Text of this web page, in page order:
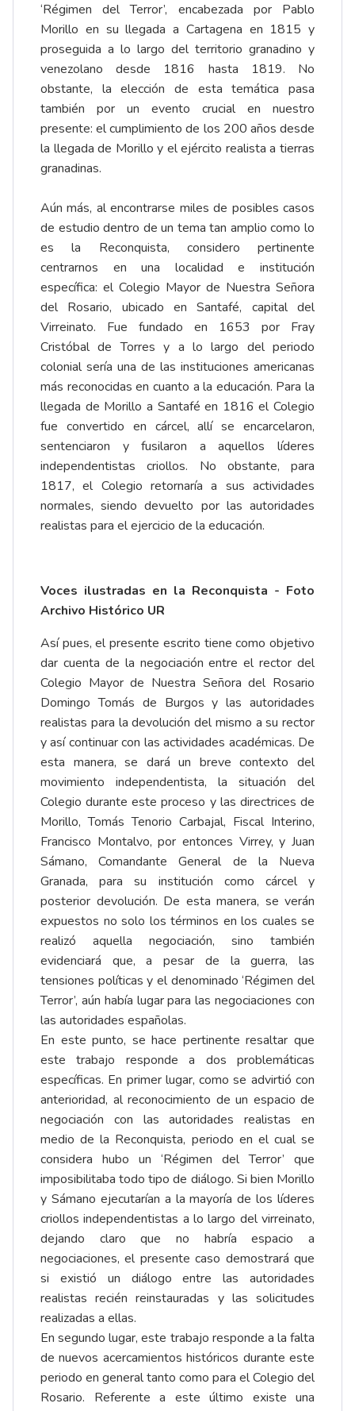
‘Régimen del Terror’, encabezada por Pablo
Morillo en su llegada a Cartagena en 1815 y
proseguida a lo largo del territorio granadino y
venezolano desde 1816 hasta 1819. No
obstante, la elección de esta temática pasa
también por un evento crucial en nuestro
presente: el cumplimiento de los 200 años desde
la llegada de Morillo y el ejército realista a tierras
granadinas.
Aún más, al encontrarse miles de posibles casos
de estudio dentro de un tema tan amplio como lo
es la Reconquista, considero pertinente
centrarnos en una localidad e institución
específica: el Colegio Mayor de Nuestra Señora
del Rosario, ubicado en Santafé, capital del
Virreinato. Fue fundado en 1653 por Fray
Cristóbal de Torres y a lo largo del periodo
colonial sería una de las instituciones americanas
más reconocidas en cuanto a la educación. Para la
llegada de Morillo a Santafé en 1816 el Colegio
fue convertido en cárcel, allí se encarcelaron,
sentenciaron y fusilaron a aquellos líderes
independentistas criollos. No obstante, para
1817, el Colegio retornaría a sus actividades
normales, siendo devuelto por las autoridades
realistas para el ejercicio de la educación.
Voces ilustradas en la Reconquista - Foto
Archivo Histórico UR
Así pues, el presente escrito tiene como objetivo
dar cuenta de la negociación entre el rector del
Colegio Mayor de Nuestra Señora del Rosario
Domingo Tomás de Burgos y las autoridades
realistas para la devolución del mismo a su rector
y así continuar con las actividades académicas. De
esta manera, se dará un breve contexto del
movimiento independentista, la situación del
Colegio durante este proceso y las directrices de
Morillo, Tomás Tenorio Carbajal, Fiscal Interino,
Francisco Montalvo, por entonces Virrey, y Juan
Sámano, Comandante General de la Nueva
Granada, para su institución como cárcel y
posterior devolución. De esta manera, se verán
expuestos no solo los términos en los cuales se
realizó aquella negociación, sino también
evidenciará que, a pesar de la guerra, las
tensiones políticas y el denominado ‘Régimen del
Terror’, aún había lugar para las negociaciones con
las autoridades españolas.
En este punto, se hace pertinente resaltar que
este trabajo responde a dos problemáticas
específicas. En primer lugar, como se advirtió con
anterioridad, al reconocimiento de un espacio de
negociación con las autoridades realistas en
medio de la Reconquista, periodo en el cual se
considera hubo un ‘Régimen del Terror’ que
imposibilitaba todo tipo de diálogo. Si bien Morillo
y Sámano ejecutarían a la mayoría de los líderes
criollos independentistas a lo largo del virreinato,
dejando claro que no habría espacio a
negociaciones, el presente caso demostrará que
si existió un diálogo entre las autoridades
realistas recién reinstauradas y las solicitudes
realizadas a ellas.
En segundo lugar, este trabajo responde a la falta
de nuevos acercamientos históricos durante este
periodo en general tanto como para el Colegio del
Rosario. Referente a este último existe una